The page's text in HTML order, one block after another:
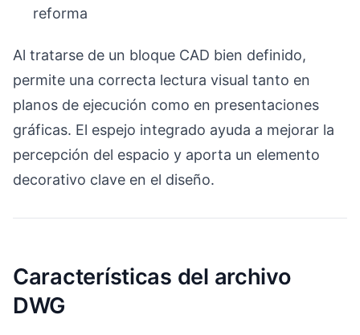
reforma
Al tratarse de un bloque CAD bien definido,
permite una correcta lectura visual tanto en
planos de ejecución como en presentaciones
gráficas. El espejo integrado ayuda a mejorar la
percepción del espacio y aporta un elemento
decorativo clave en el diseño.
Características del archivo
DWG